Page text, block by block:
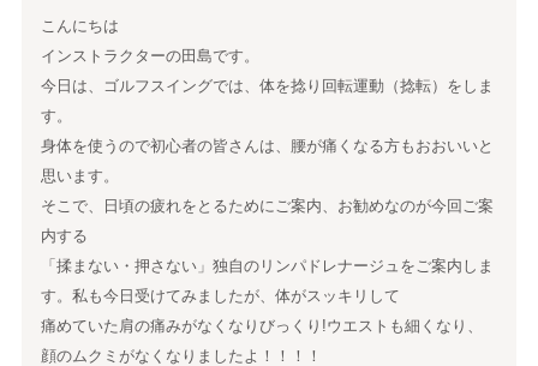
こんにちは
インストラクターの田島です。
今日は、ゴルフスイングでは、体を捻り回転運動（捻転）をしま
す。
身体を使うので初心者の皆さんは、腰が痛くなる方もおおいいと
思います。
そこで、日頃の疲れをとるためにご案内、お勧めなのが今回ご案
内する
「揉まない・押さない」独自のリンパドレナージュをご案内しま
す。私も今日受けてみましたが、体がスッキリして
痛めていた肩の痛みがなくなりびっくり!ウエストも細くなり、
顔のムクミがなくなりましたよ！！！！